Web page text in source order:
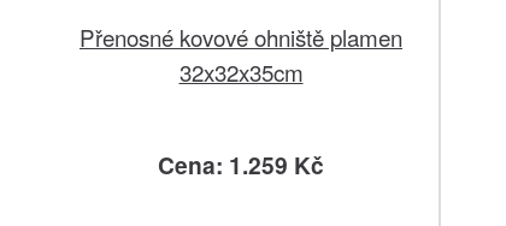
Přenosné kovové ohniště plamen
32x32x35cm
Cena: 1.259 Kč